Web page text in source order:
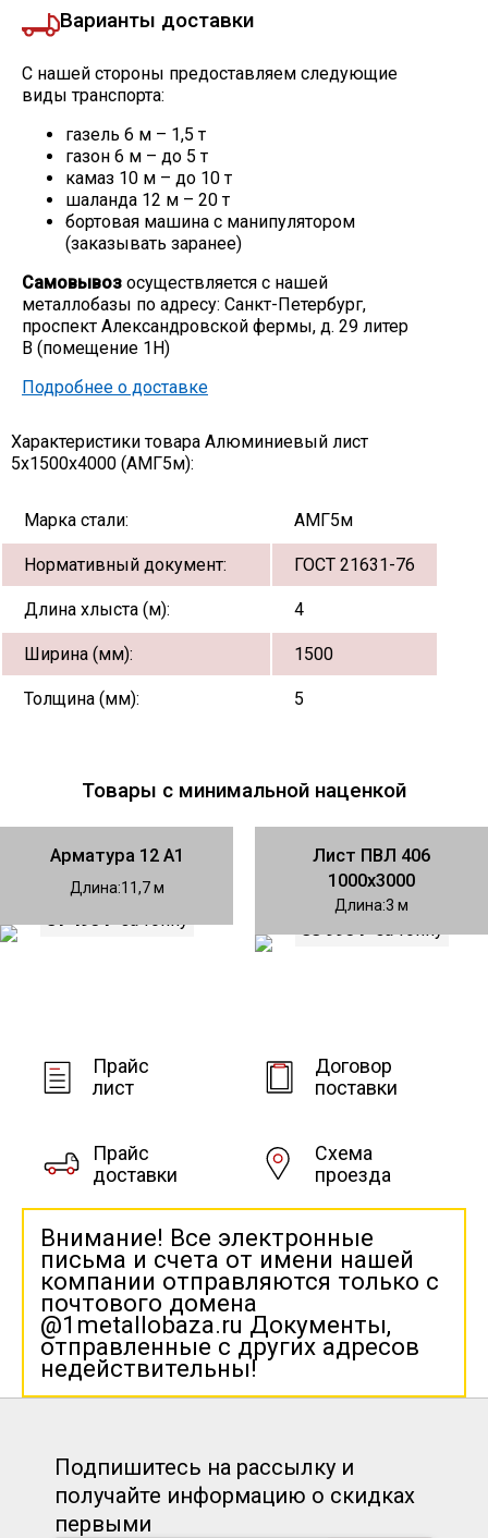
Варианты доставки
С нашей стороны предоставляем следующие
виды транспорта:
газель 6 м – 1,5 т
газон 6 м – до 5 т
камаз 10 м – до 10 т
шаланда 12 м – 20 т
бортовая машина с манипулятором
(заказывать заранее)
Самовывоз осуществляется с нашей
металлобазы по адресу: Санкт-Петербург,
проспект Александровской фермы, д. 29 литер
В (помещение 1Н)
Подробнее о доставке
Характеристики товара Алюминиевый лист
5х1500х4000 (АМГ5м):
Марка стали: АМГ5м
Нормативный документ: ГОСТ 21631-76
Длина хлыста (м): 4
Ширина (мм): 1500
Толщина (мм): 5
Товары с минимальной наценкой
Арматура 12 А1
Длина 11,7
Лист ПВЛ 406
1000х3000
Длина 3
Прайс
лист
Договор
поставки
Прайс
доставки
Схема
проезда
Внимание! Все электронные
письма и счета от имени нашей
компании отправляются только с
почтового домена
@1metallobaza.ru Документы,
отправленные с других адресов
недействительны!
Подпишитесь на рассылку и
получайте информацию о скидках
первыми